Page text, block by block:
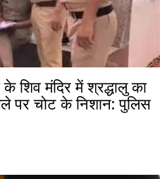
शिव मंदिर में श्रद्धालु का
पर चोट के निशान: पुलिस